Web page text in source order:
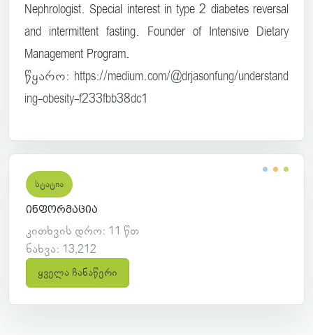
Nephrologist. Special interest in type 2 diabetes reversal
and intermittent fasting. Founder of Intensive Dietary
Management Program.
წყარო: https://medium.com/@drjasonfung/understand
ing-obesity-f233fbb38dc1
სტატია
ინფორმაცია
კითხვის დრო: 11 წთ
ნახვა: 13,212
ყველა ჩანაწერი